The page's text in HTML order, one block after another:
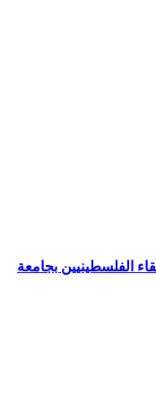
الفلسطينيين بجامعة